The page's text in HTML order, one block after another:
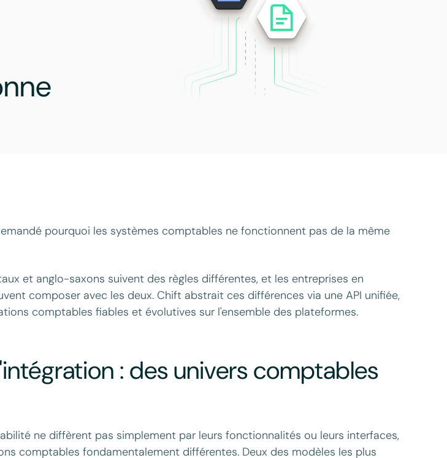
pourquoi les systèmes comptables ne fonctionnent pas de la même
et anglo-saxons suivent des règles différentes, et les entreprises en
composer avec les deux. Chift abstrait ces différences via une API unifiée,
comptables fiables et évolutives sur l'ensemble des plateformes.
: des univers comptables
ne diffèrent pas simplement par leurs fonctionnalités ou leurs interfaces,
comptables fondamentalement différentes. Deux des modèles les plus